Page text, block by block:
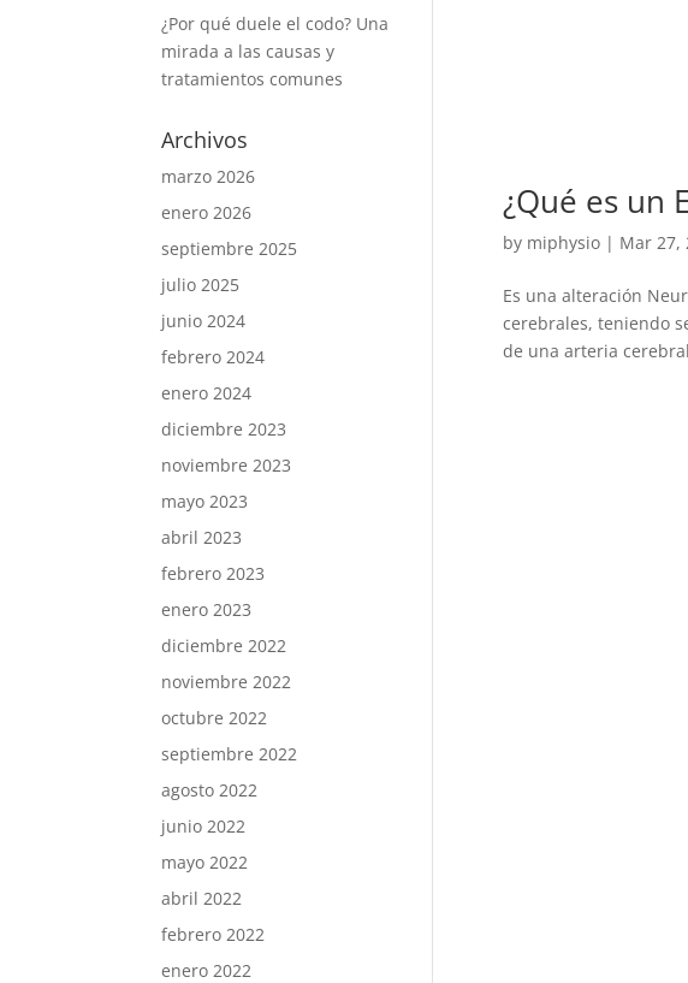
¿Qué es un
by miphysio| Mar 27,
Es una alteración
cerebrales, teniendo
de una arteria
¿Por qué duele el codo? Una
mirada a las causas y
tratamientos comunes
Archivos
marzo 2026
enero 2026
septiembre 2025
julio 2025
junio 2024
febrero 2024
enero 2024
diciembre 2023
noviembre 2023
mayo 2023
abril 2023
febrero 2023
enero 2023
diciembre 2022
noviembre 2022
octubre 2022
septiembre 2022
agosto 2022
junio 2022
mayo 2022
abril 2022
febrero 2022
enero 2022